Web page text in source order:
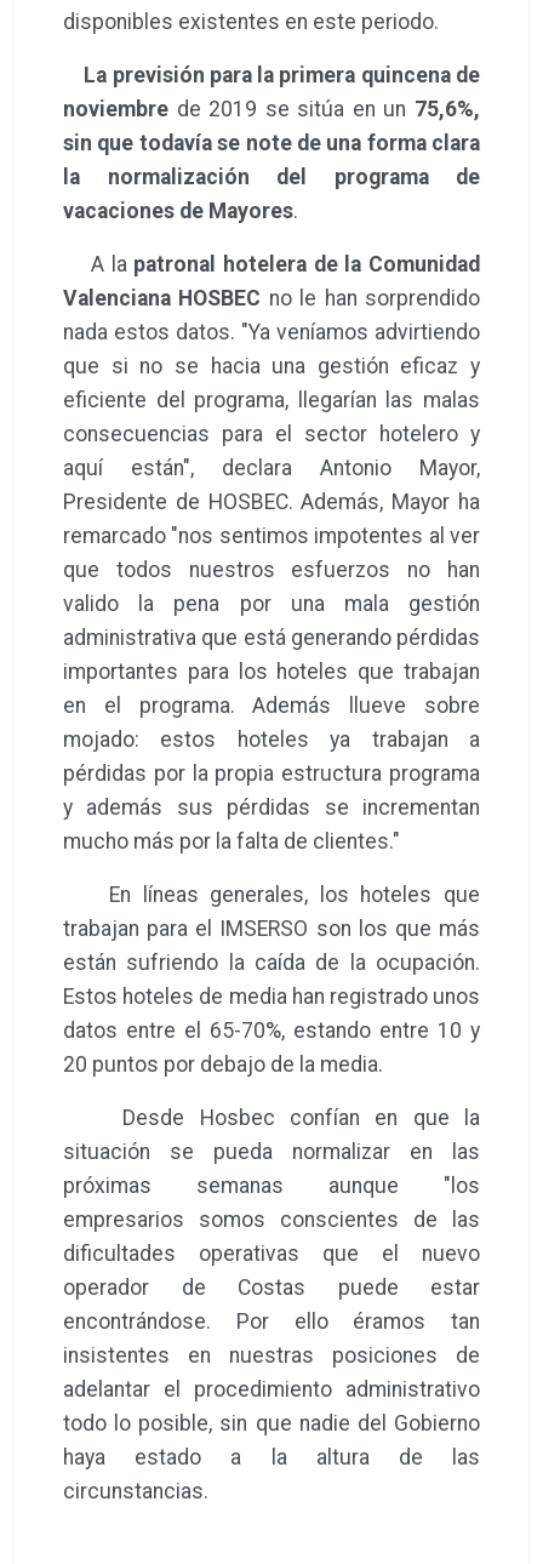
disponibles existentes en este periodo.
La previsión para la primera quincena de
noviembre de 2019 se sitúa en un 75,6%,
sin que todavía se note de una forma clara
la normalización del programa de
vacaciones de Mayores.
A la patronal hotelera de la Comunidad
Valenciana HOSBEC no le han sorprendido
nada estos datos. "Ya veníamos advirtiendo
que si no se hacia una gestión eficaz y
eficiente del programa, llegarían las malas
consecuencias para el sector hotelero y
aquí están", declara Antonio Mayor,
Presidente de HOSBEC. Además, Mayor ha
remarcado "nos sentimos impotentes al ver
que todos nuestros esfuerzos no han
valido la pena por una mala gestión
administrativa que está generando pérdidas
importantes para los hoteles que trabajan
en el programa. Además llueve sobre
mojado: estos hoteles ya trabajan a
pérdidas por la propia estructura programa
y además sus pérdidas se incrementan
mucho más por la falta de clientes."
En líneas generales, los hoteles que
trabajan para el IMSERSO son los que más
están sufriendo la caída de la ocupación.
Estos hoteles de media han registrado unos
datos entre el 65-70%, estando entre 10 y
20 puntos por debajo de la media.
Desde Hosbec confían en que la
situación se pueda normalizar en las
próximas semanas aunque "los
empresarios somos conscientes de las
dificultades operativas que el nuevo
operador de Costas puede estar
encontrándose. Por ello éramos tan
insistentes en nuestras posiciones de
adelantar el procedimiento administrativo
todo lo posible, sin que nadie del Gobierno
haya estado a la altura de las
circunstancias.